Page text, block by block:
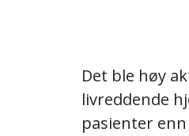
Det ble høy
livreddende
pasienter